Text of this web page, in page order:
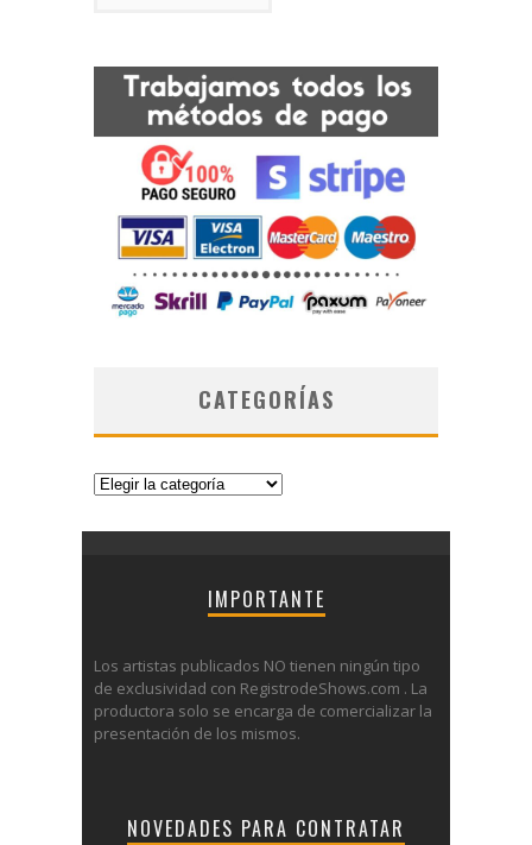
CATEGORÍAS
Categorías
IMPORTANTE
Los artistas publicados NO tienen ningún tipo
de exclusividad con RegistrodeShows.com . La
productora solo se encarga de comercializar la
presentación de los mismos.
NOVEDADES PARA CONTRATAR